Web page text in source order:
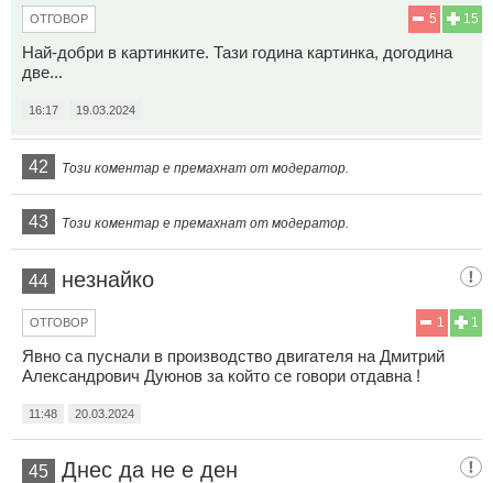
15
5
ОТГОВОР
Най-добри в картинките. Тази година картинка, догодина
две...
16:17 19.03.2024
42 Този коментар е премахнат от модератор.
43 Този коментар е премахнат от модератор.
44 незнайко
1
1
ОТГОВОР
Явно са пуснали в производство двигателя на Дмитрий
Александрович Дуюнов за който се говори отдавна !
11:48 20.03.2024
45 Днес да не е ден